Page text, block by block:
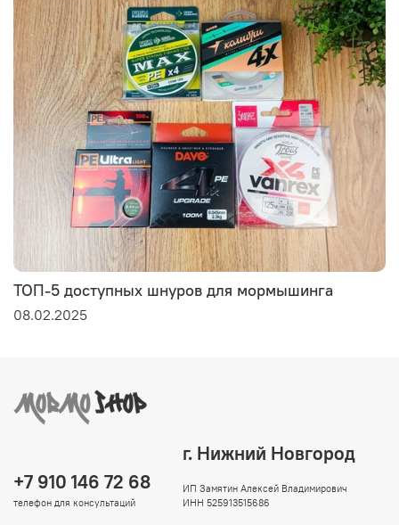
ТОП-5 доступных шнуров для мормышинга
08.02.2025
+7 910 146 72 68
телефон для консультаций
г. Нижний Новгород
ИП Замятин Алексей Владимирович
ИНН 525913515686